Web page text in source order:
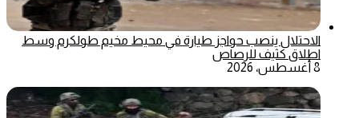
الاحتلال ينصب حواجز طيارة في محيط مخيم طولكرم وسط
اطلاق كثيف للرصاص
8 أغسطس، 2026